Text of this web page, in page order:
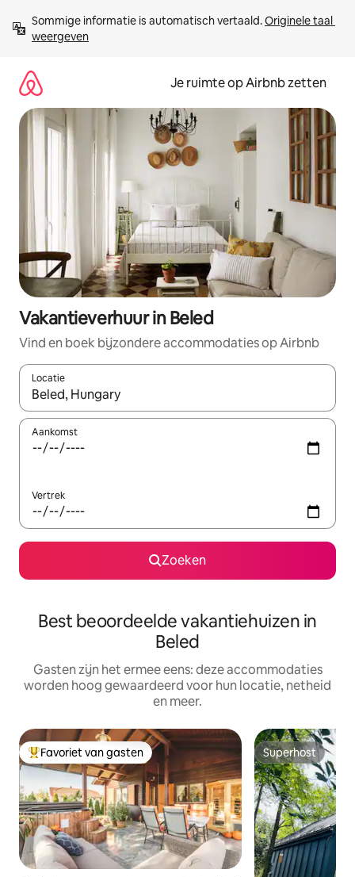
direct
naar
Sommige informatie is automatisch vertaald. Originele taal
weergeven
Je ruimte op Airbnb zetten
Vakantieverhuur in Beled
Vind en boek bijzondere accommodaties op Airbnb
Locatie
Wanneer er suggesties beschikbaar zijn, maak je een keuze
Aankomst
Vertrek
Zoeken
Best beoordeelde vakantiehuizen in
Beled
Gasten zijn het ermee eens: deze accommodaties
worden hoog gewaardeerd voor hun locatie, netheid
en meer.
Topfavoriet van gasten
Favoriet van gasten Superhost
Superhost